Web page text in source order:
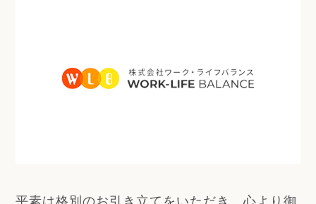
平素は格別のお引き立てをいただき、心より御